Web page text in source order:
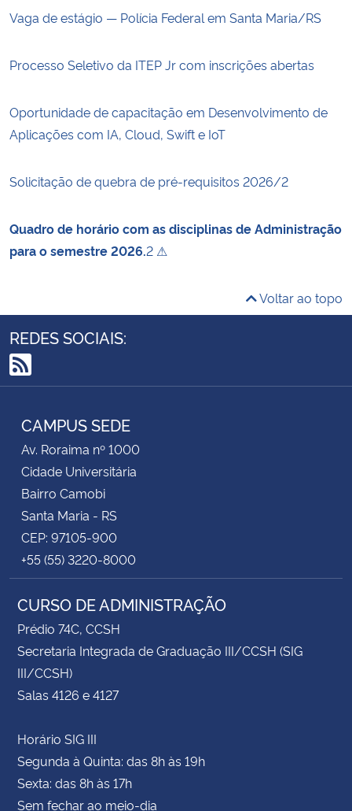
Vaga de estágio — Polícia Federal em Santa Maria/RS
Processo Seletivo da ITEP Jr com inscrições abertas
Oportunidade de capacitação em Desenvolvimento de
Aplicações com IA, Cloud, Swift e IoT
Solicitação de quebra de pré-requisitos 2026/2
Quadro de horário com as disciplinas de Administração
para o semestre 2026.2 ⚠
Voltar ao topo
REDES SOCIAIS:
RSS
CAMPUS SEDE
Av. Roraima nº 1000
Cidade Universitária
Bairro Camobi
Santa Maria - RS
CEP: 97105-900
+55 (55) 3220-8000
CURSO DE ADMINISTRAÇÃO
Prédio 74C, CCSH
Secretaria Integrada de Graduação III/CCSH (SIG
III/CCSH)
Salas 4126 e 4127
Horário SIG III
Segunda à Quinta: das 8h às 19h
Sexta: das 8h às 17h
Sem fechar ao meio-dia